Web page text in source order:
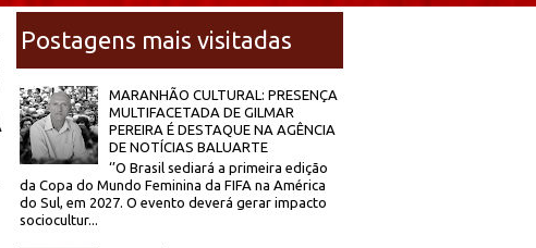
Postagens mais visitadas
MARANHÃO CULTURAL: PRESENÇA
MULTIFACETADA DE GILMAR
PEREIRA É DESTAQUE NA AGÊNCIA
DE NOTÍCIAS BALUARTE
‘’O Brasil sediará a primeira edição
da Copa do Mundo Feminina da FIFA na América
do Sul, em 2027. O evento deverá gerar impacto
sociocultur...